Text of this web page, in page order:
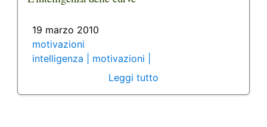
19 marzo 2010
motivazioni
intelligenza | motivazioni |
Leggi tutto